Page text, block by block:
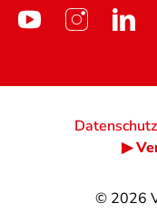
© 2026
Datenschutz
▶